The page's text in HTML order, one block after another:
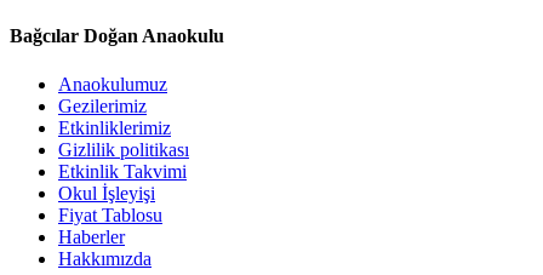
Bağcılar Doğan Anaokulu
Anaokulumuz
Gezilerimiz
Etkinliklerimiz
Gizlilik politikası
Etkinlik Takvimi
Okul İşleyişi
Fiyat Tablosu
Haberler
Hakkımızda